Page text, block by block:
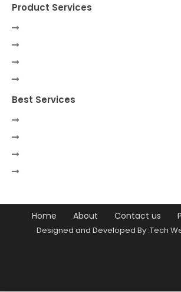
Product Services
Best Services
Home About Contact us
Designed and Developed By :Tech